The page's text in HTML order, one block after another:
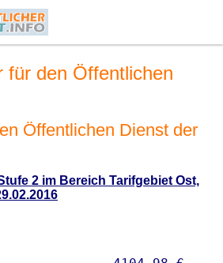
für den Öffentlichen
Öffentlichen Dienst der
2 im Bereich Tarifgebiet Ost,